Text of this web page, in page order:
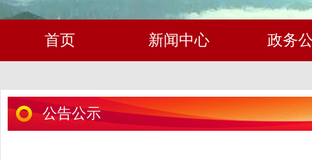
首页 新闻中心 政务
公告公示